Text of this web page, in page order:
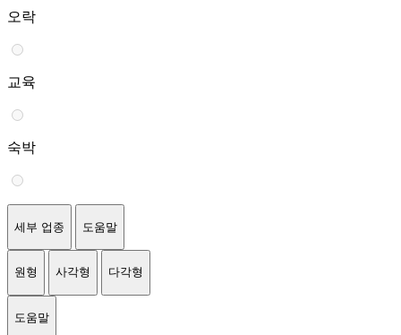
오락
교육
숙박
세부 업종 도움말
원형 사각형 다각형
도움말